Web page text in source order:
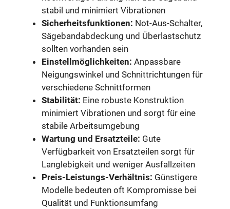
stabil und minimiert Vibrationen
Sicherheitsfunktionen: Not-Aus-Schalter,
Sägebandabdeckung und Überlastschutz
sollten vorhanden sein
Einstellmöglichkeiten: Anpassbare
Neigungswinkel und Schnittrichtungen für
verschiedene Schnittformen
Stabilität: Eine robuste Konstruktion
minimiert Vibrationen und sorgt für eine
stabile Arbeitsumgebung
Wartung und Ersatzteile: Gute
Verfügbarkeit von Ersatzteilen sorgt für
Langlebigkeit und weniger Ausfallzeiten
Preis-Leistungs-Verhältnis: Günstigere
Modelle bedeuten oft Kompromisse bei
Qualität und Funktionsumfang